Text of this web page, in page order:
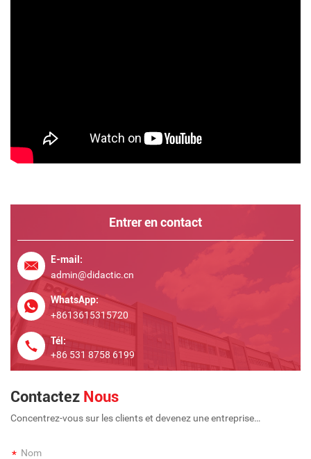
Entrer en contact
E-mail:
admin@didactic.cn
WhatsApp:
+8613615315720
Tél:
+86 531 8758 6199
Contactez Nous
Concentrez-vous sur les clients et devenez une entreprise